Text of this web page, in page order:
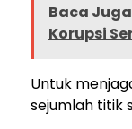
Baca
Korupsi
Untuk
sejumlah titik